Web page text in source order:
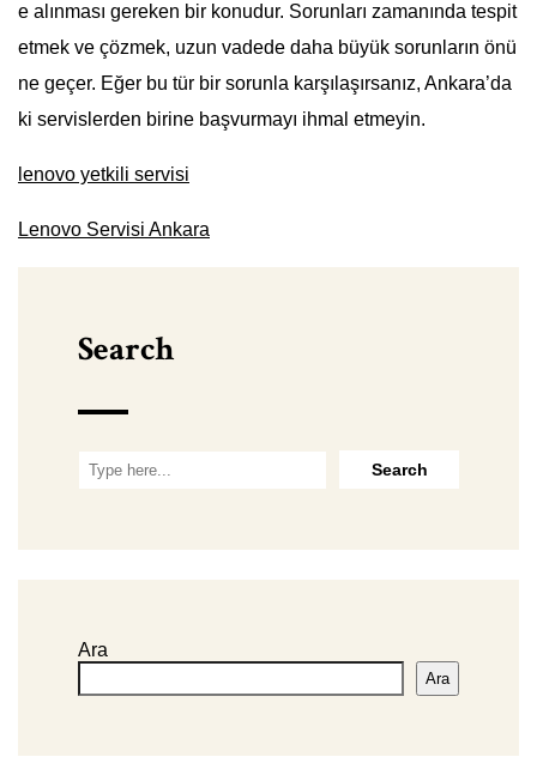
e alınması gereken bir konudur. Sorunları zamanında tespit
etmek ve çözmek, uzun vadede daha büyük sorunların önü
ne geçer. Eğer bu tür bir sorunla karşılaşırsanız, Ankara’da
ki servislerden birine başvurmayı ihmal etmeyin.
lenovo yetkili servisi
Lenovo Servisi Ankara
Search
Ara
Ara